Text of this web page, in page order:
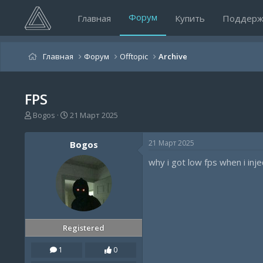
Главная Форум Купить
Главная Форум Offtopic Archive
FPS
А
т
Bogos
Д
т
а
н
а
ч
а
л
а
21 Март 2025
Bogos
Registered
1
0
21 Март 2025
why i got low fps when i